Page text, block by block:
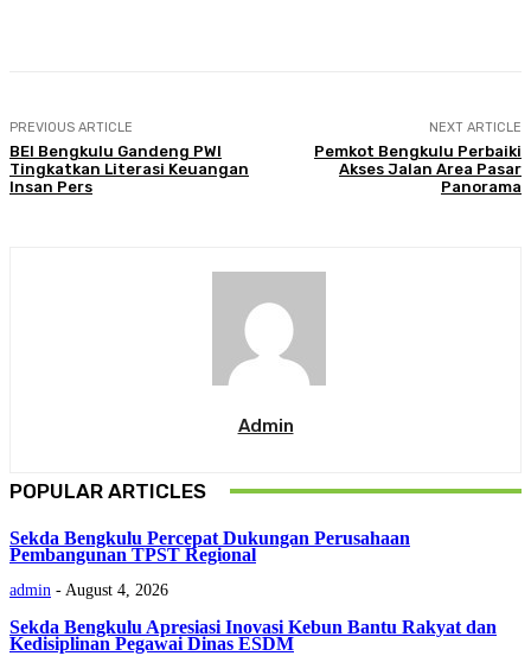
PREVIOUS ARTICLE
BEI Bengkulu Gandeng PWI
Tingkatkan Literasi Keuangan
Insan Pers
NEXT ARTICLE
Pemkot Bengkulu Perbaiki
Akses Jalan Area Pasar
Panorama
Admin
POPULAR ARTICLES
Sekda Bengkulu Percepat Dukungan Perusahaan
Pembangunan TPST Regional
admin - August 4, 2026
Sekda Bengkulu Apresiasi Inovasi Kebun Bantu Rakyat dan
Kedisiplinan Pegawai Dinas ESDM